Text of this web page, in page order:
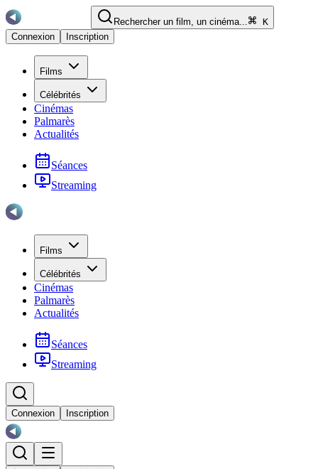
Rechercher un film, un cinéma...
K
Connexion
Inscription
Films
Célébrités
Cinémas
Palmarès
Actualités
Séances
Streaming
Films
Célébrités
Cinémas
Palmarès
Actualités
Séances
Streaming
Connexion Inscription